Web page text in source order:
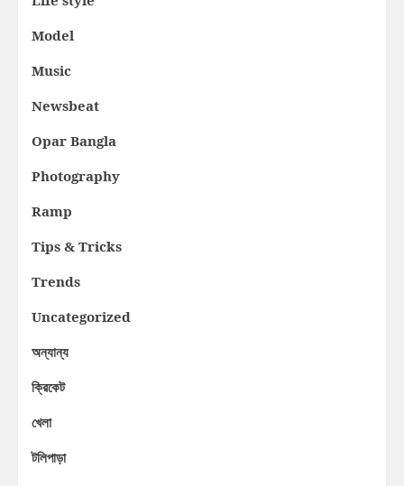
Model
Music
Newsbeat
Opar Bangla
Photography
Ramp
Tips & Tricks
Trends
Uncategorized
অন্যান্য
ক্রিকেট
খেলা
টলিপাড়া